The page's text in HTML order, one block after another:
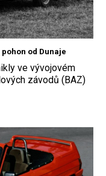
od Dunaje
ve vývojovém
závodů (BAZ)